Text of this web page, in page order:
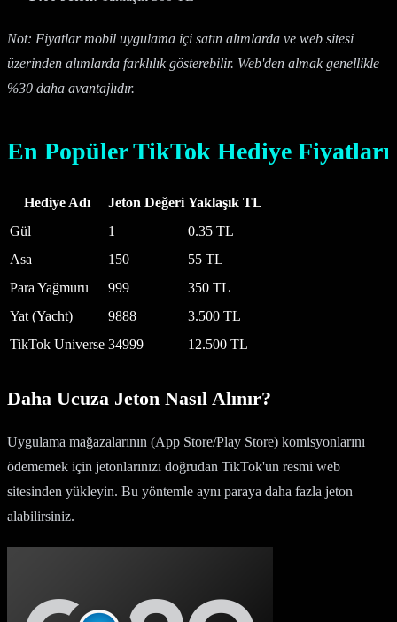
Not: Fiyatlar mobil uygulama içi satın alımlarda ve web sitesi
üzerinden alımlarda farklılık gösterebilir. Web'den almak genellikle
%30 daha avantajlıdır.
En Popüler TikTok Hediye Fiyatları
Hediye Adı Jeton Değeri Yaklaşık TL
Gül
1
0.35 TL
Asa
150
55 TL
Para Yağmuru
999
350 TL
Yat (Yacht)
9888
3.500 TL
TikTok Universe 34999 12.500 TL
Daha Ucuza Jeton Nasıl Alınır?
Uygulama mağazalarının (App Store/Play Store) komisyonlarını
ödememek için jetonlarınızı doğrudan TikTok'un resmi web
sitesinden yükleyin. Bu yöntemle aynı paraya daha fazla jeton
alabilirsiniz.